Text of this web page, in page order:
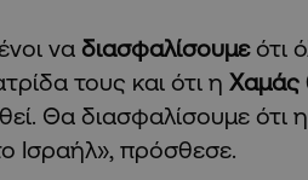
να διασφαλίσουμε ότι
τους και ότι η Χαμάς
Θα διασφαλίσουμε ότι
Ισραήλ», πρόσθεσε.